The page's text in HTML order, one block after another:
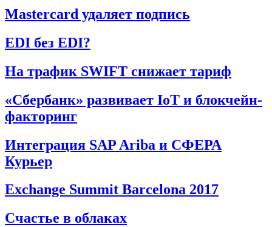
Mastercard удаляет подпись
EDI без EDI?
На трафик SWIFT снижает тариф
«Сбербанк» развивает IoT и блокчейн-
факторинг
Интеграция SAP Ariba и СФЕРА
Курьер
Exchange Summit Barcelona 2017
Счастье в облаках